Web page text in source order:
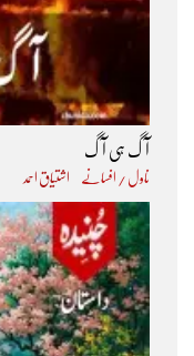
آگ ہی آگ
ناول / افسانے اشتیاق احمد